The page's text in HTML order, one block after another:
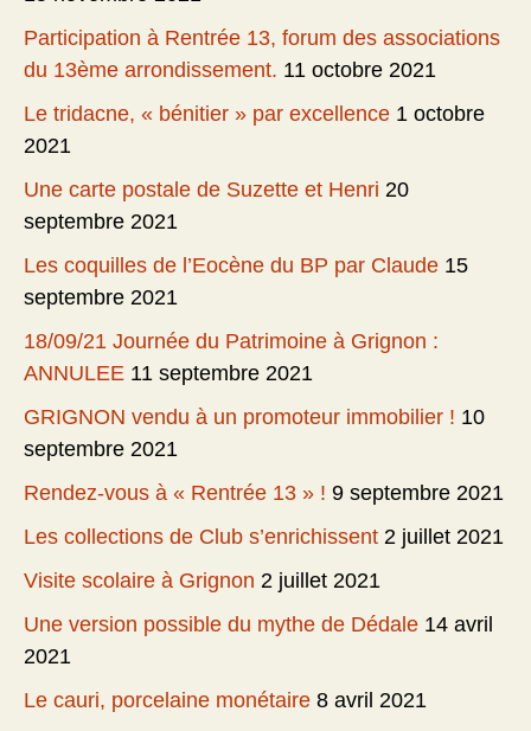
Participation à Rentrée 13, forum des associations
du 13ème arrondissement. 11 octobre 2021
Le tridacne, « bénitier » par excellence 1 octobre
2021
Une carte postale de Suzette et Henri 20
septembre 2021
Les coquilles de l’Eocène du BP par Claude 15
septembre 2021
18/09/21 Journée du Patrimoine à Grignon :
ANNULEE 11 septembre 2021
GRIGNON vendu à un promoteur immobilier ! 10
septembre 2021
Rendez-vous à « Rentrée 13 » ! 9 septembre 2021
Les collections de Club s’enrichissent 2 juillet 2021
Visite scolaire à Grignon 2 juillet 2021
Une version possible du mythe de Dédale 14 avril
2021
Le cauri, porcelaine monétaire 8 avril 2021